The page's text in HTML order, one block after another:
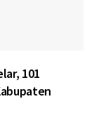
101